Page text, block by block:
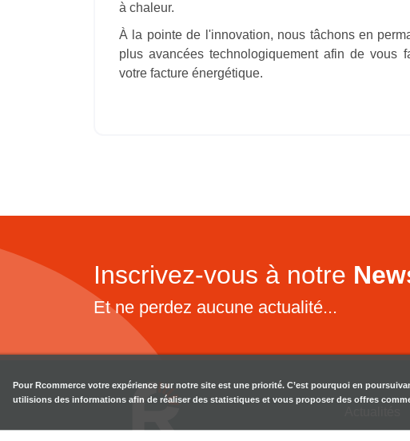
à chaleur.
À la pointe de l'innovation, nous tâchons en
plus avancées technologiquement afin de vous
votre facture énergétique.
Inscrivez-vous à notre
Et ne perdez aucune actualité...
Pour Rcommerce votre expérience sur notre site est une priorité. C’est pourquoi en
utilisions des informations afin de réaliser des statistiques et vous proposer des offres